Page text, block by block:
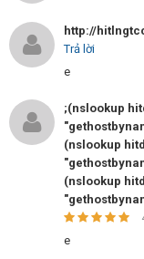
http://
Trả lời
e
;(nslookup
(nslookup
(nslookup
e